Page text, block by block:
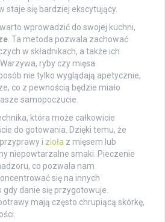
staje się bardziej ekscytujący.
wprowadzić do swojej kuchni,
. Ta metoda pozwala zachować
w składnikach, a także ich
ryby czy mięsa
nie tylko wyglądają apetycznie,
co z pewnością będzie miało
samopoczucie.
która może całkowicie
do gotowania. Dzięki temu, że
i zioła z mięsem lub
niepowtarzalne smaki. Pieczenie
co pozwala nam
się na innych
danie się przygotowuje.
mają często chrupiącą skórkę,